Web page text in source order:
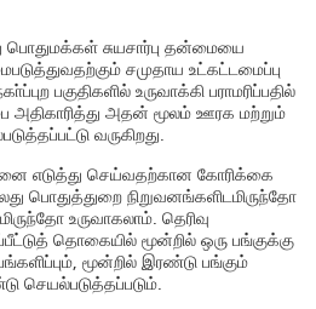
பொதுமக்கள் சுயசார்பு தன்மையை
சமுதாய உட்கட்டமைப்பு
பகுதிகளில் உருவாக்கி பராமரிப்பதில்
அதிகாரித்து அதன் மூலம் ஊரக மற்றும்
வருகிறது.
எடுத்து செய்வதற்கான கோரிக்கை
பொதுத்துறை நிறுவனங்களிடமிருந்தோ
உருவாகலாம். தெரிவு
தொகையில் மூன்றில் ஒரு பங்குக்கு
மூன்றில் இரண்டு பங்கும்
செயல்படுத்தப்படும்.